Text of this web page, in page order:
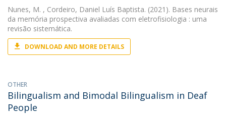
Nunes, M. , Cordeiro, Daniel Luís Baptista. (2021). Bases neurais
da memória prospectiva avaliadas com eletrofisiologia : uma
revisão sistemática.
DOWNLOAD AND MORE DETAILS
OTHER
Bilingualism and Bimodal Bilingualism in Deaf
People